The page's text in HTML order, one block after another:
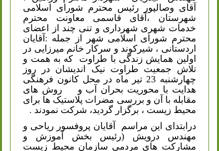
آقای وصالپور رئیس محترم شورای اسلامی
شهرستان ،آقای قاسمی معاونت محترم
خدمات شهری شهرداری و تنی چند از اعضای
محترم شورای اسلامی شهر از جمله :آقایان
اردستانی ، شیرکوند و سرکار خانم میرزایی در
اولین همایش زندگی با طراوت
که به همت و
تلاش جمعیت طراوت نیک اندیشان در روز
چهارشنبه 23 تیر ماه در محل کانون فرهنگی
هدایت با محوریت بحران آب و
روش های
مقابله با آن و بررسی مضرات پلاستیک ها برای
محیط زیست ، برگزار گردید، شرکت نمودند .
درابتدای این مراسم
آقایان پروفسور ریاحی و
مهندس درویش (رئیس بخش آموزش و
مشارکت های مردمی سازمان محیط زیست